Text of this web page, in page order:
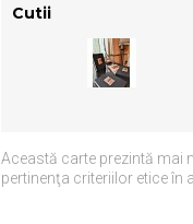
Cutii
Această carte prezintă mai
pertinenţa criteriilor etice în